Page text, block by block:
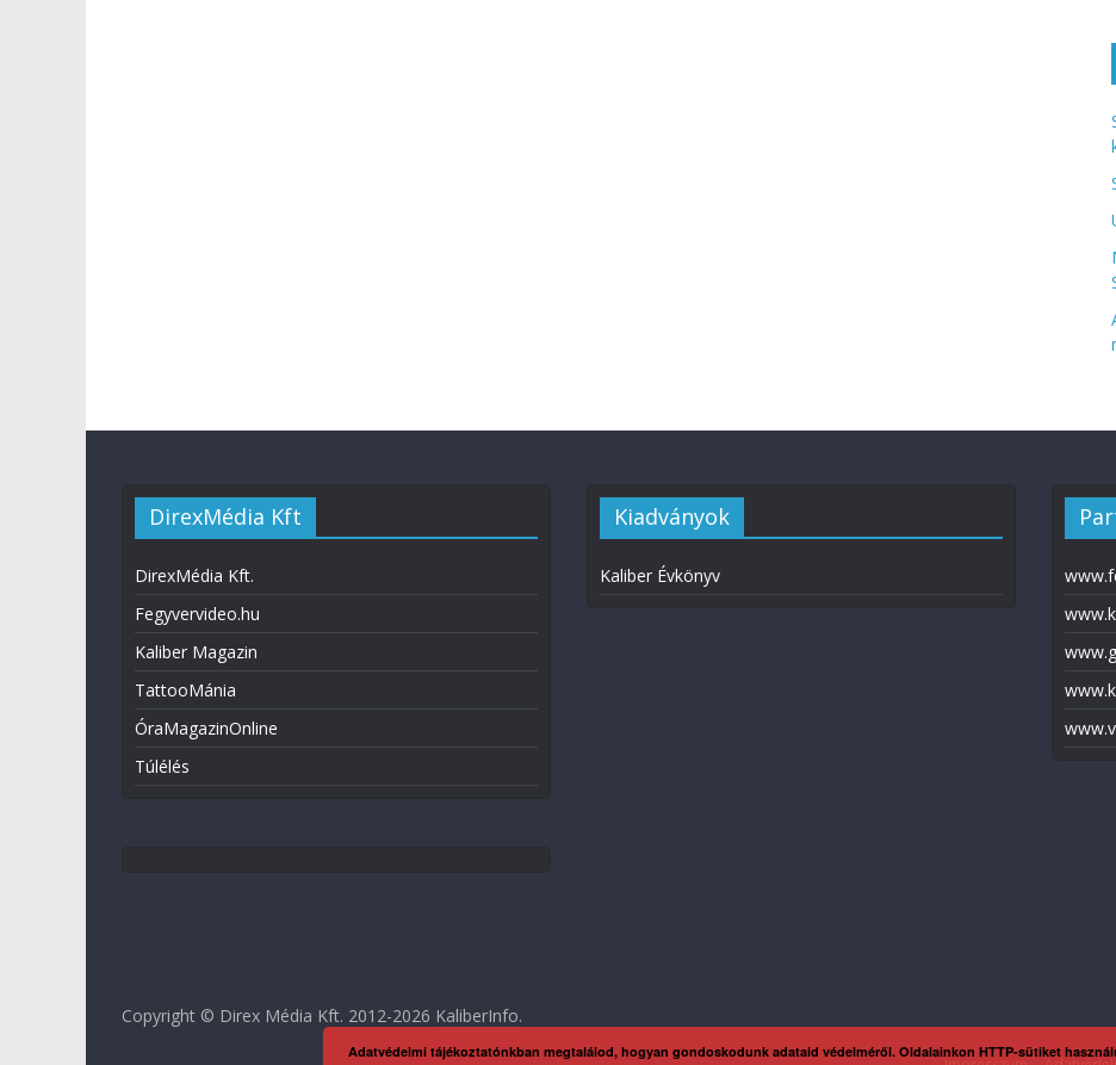
DirexMédia Kft
DirexMédia Kft.
Fegyvervideo.hu
Kaliber Magazin
TattooMánia
ÓraMagazinOnline
Túlélés
Kiadványok
Kaliber Évkönyv
Copyright © Direx Média Kft. 2012-2026 KaliberInfo.
Adatvédelmi tájékoztatónkban megtalálod, hogyan gondoskodunk adataid védelméről. Oldalainkon HTTP-sütiket